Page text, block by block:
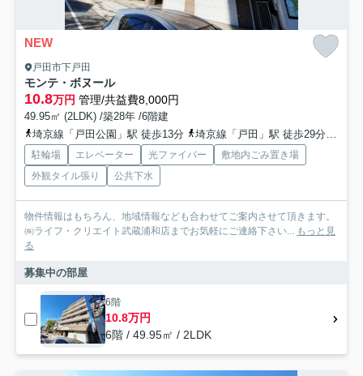
NEW
戸田市下戸田
モンテ・ボヌール
10.8万円 管理/共益費8,000円
49.95㎡ (2LDK) /築28年 /6階建
埼京線「戸田公園」駅 徒歩13分
埼京線「戸田」駅 徒歩29分
駐輪場 エレベーター 光ファイバー
敷地内ごみ置き場
外観タイル張り
公共下水
物件情報はもちろん、地域情報なども合わせてご案内させて頂きます。
㈱ライフ・クリエイト武蔵浦和店までお気軽にご連絡下さい... もっと見
る
募集中の部屋
6階
10.8万円
6階 / 49.95㎡ / 2LDK